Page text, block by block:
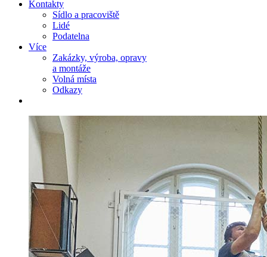
Kontakty
Sídlo a pracoviště
Lidé
Podatelna
Více
Zakázky, výroba, opravy
a montáže
Volná místa
Odkazy